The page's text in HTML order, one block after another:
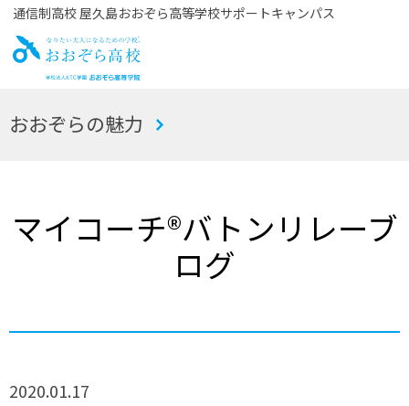
通信制高校 屋久島おおぞら高等学校サポートキャンパス
お
おおぞらの魅力
マイコーチ®バトンリレーブ
ログ
2020.01.17